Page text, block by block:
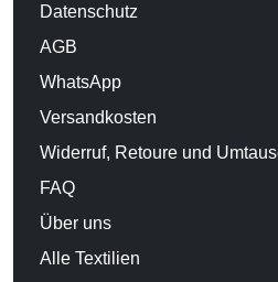
Datenschutz
AGB
WhatsApp
Versandkosten
Widerruf, Retoure und
FAQ
Über uns
Alle Textilien